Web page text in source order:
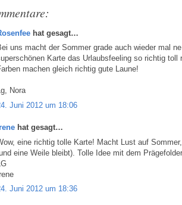
hat gesagt…
uns macht der Sommer grade auch wieder mal
Karte das Urlaubsfeeling so richtig toll
machen gleich richtig gute Laune!
Nora
Juni 2012 um 18:06
hat gesagt…
eine richtig tolle Karte! Macht Lust auf
eine Weile bleibt). Tolle Idee mit dem
LG
Juni 2012 um 18:36